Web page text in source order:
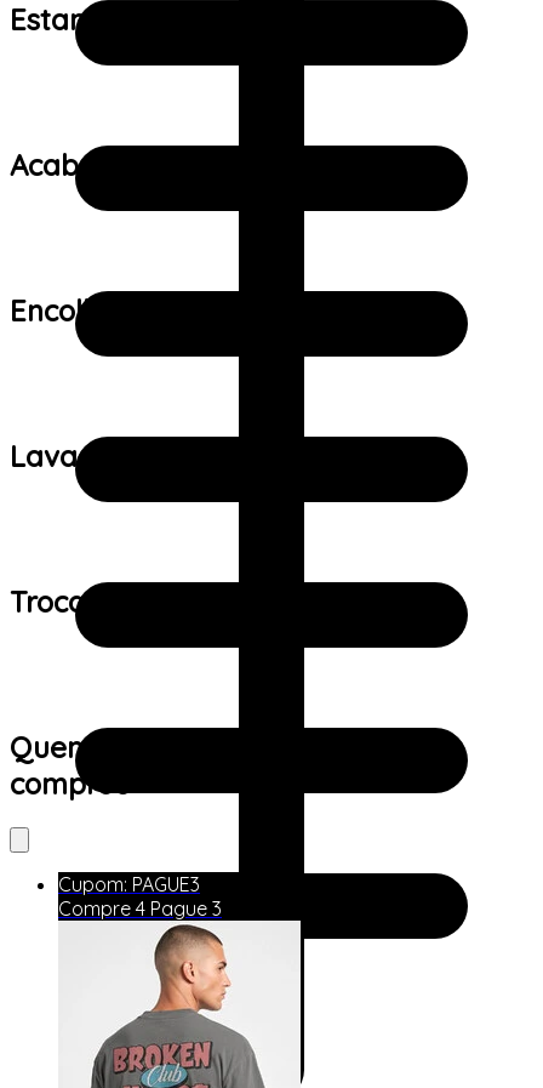
Estampa:
Acabamento:
Encolhimento:
Lavagem:
Trocas e devoluções:
Quem viu este produto também
comprou